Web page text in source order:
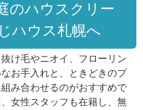
のハウスクリー
ハウス札幌へ
け毛やニオイ、フローリン
お手入れと、ときどきのプ
み合わせるのがおすすめで
女性スタッフも在籍し、無